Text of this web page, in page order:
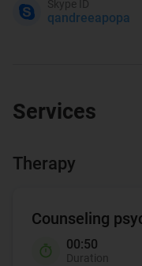
qandreeapopa
Skype ID
Services
Therapy
Counseling
00:50
Duration